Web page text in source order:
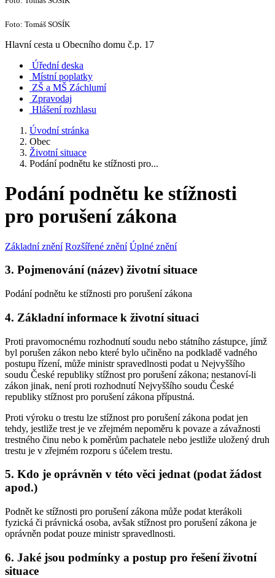
Foto: Tomáš SOSÍK
Hlavní cesta u Obecního domu č.p. 17
Úřední deska
Místní poplatky
ZŠ a MŠ Záchlumí
Zpravodaj
Hlášení rozhlasu
Úvodní stránka
Obec
Životní situace
Podání podnětu ke stížnosti pro...
Podání podnětu ke stížnosti
pro porušení zákona
Základní znění Rozšířené znění Úplné znění
3. Pojmenování (název) životní situace
Podání podnětu ke stížnosti pro porušení zákona
4. Základní informace k životní situaci
Proti pravomocnému rozhodnutí soudu nebo státního zástupce, jímž
byl porušen zákon nebo které bylo učiněno na podkladě vadného
postupu řízení, může ministr spravedlnosti podat u Nejvyššího
soudu České republiky stížnost pro porušení zákona; nestanoví-li
zákon jinak, není proti rozhodnutí Nejvyššího soudu České
republiky stížnost pro porušení zákona přípustná.
Proti výroku o trestu lze stížnost pro porušení zákona podat jen
tehdy, jestliže trest je ve zřejmém nepoměru k povaze a závažnosti
trestného činu nebo k poměrům pachatele nebo jestliže uložený druh
trestu je v zřejmém rozporu s účelem trestu.
5. Kdo je oprávněn v této věci jednat (podat žádost
apod.)
Podnět ke stížnosti pro porušení zákona může podat kterákoli
fyzická či právnická osoba, avšak stížnost pro porušení zákona je
oprávněn podat pouze ministr spravedlnosti.
6. Jaké jsou podmínky a postup pro řešení životní
situace